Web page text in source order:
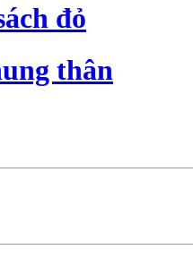
đỏ
thân